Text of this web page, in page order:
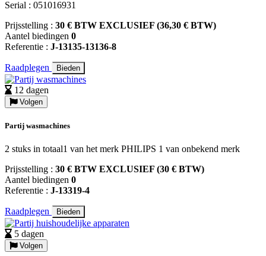
Serial : 051016931
Prijsstelling : 30 € BTW EXCLUSIEF (36,30 € BTW)
Aantel biedingen 0
Referentie : J-13135-13136-8
Raadplegen Bieden
12 dagen
Volgen
Partij wasmachines
2 stuks in totaal1 van het merk PHILIPS 1 van onbekend merk
Prijsstelling : 30 € BTW EXCLUSIEF (30 € BTW)
Aantel biedingen 0
Referentie : J-13319-4
Raadplegen Bieden
5 dagen
Volgen